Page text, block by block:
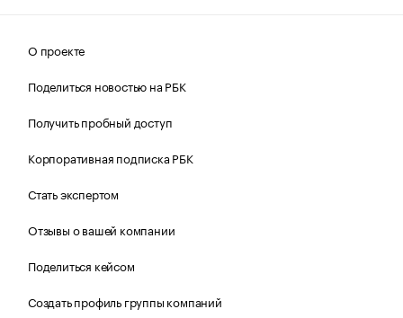
О проекте
Поделиться новостью на РБК
Получить пробный доступ
Корпоративная подписка РБК
Стать экспертом
Отзывы о вашей компании
Поделиться кейсом
Создать профиль группы компаний